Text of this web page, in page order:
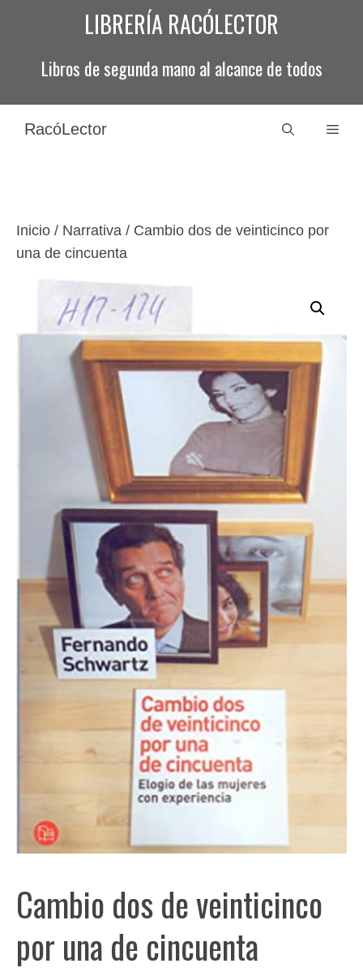
LIBRERÍA RACÓLECTOR
Libros de segunda mano al alcance de todos
RacóLector
Inicio / Narrativa / Cambio dos de veinticinco por
una de cincuenta
Cambio dos de veinticinco
por una de cincuenta